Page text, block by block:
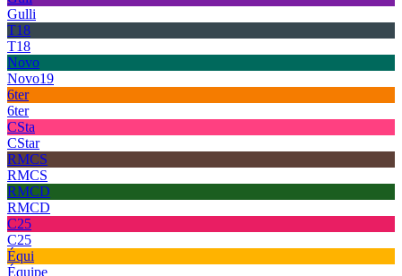
Gulli
T18
T18
Novo
Novo19
6ter
6ter
CSta
CStar
RMCS
RMCS
RMCD
RMCD
C25
C25
Équi
Équipe